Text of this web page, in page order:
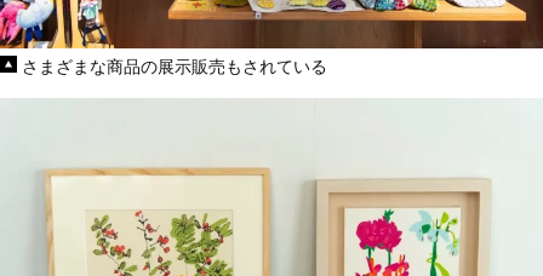
さまざまな商品の展示販売もされている